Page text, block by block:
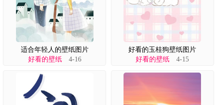
适合年轻人的壁纸图片
好看的壁纸4-16
好看的玉桂狗壁纸图片
好看的壁纸 4-15